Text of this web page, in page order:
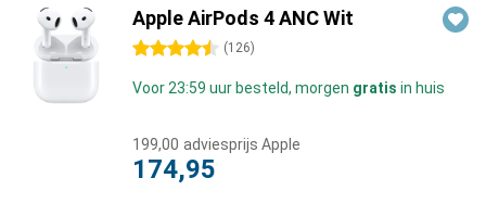
Apple AirPods 4 ANC Wit
4.5 sterren (126)
Voor 23:59 uur besteld, morgen gratis in huis
199,00 adviesprijs Apple
174,95